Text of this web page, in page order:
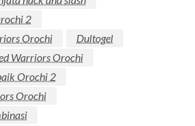
2
Orochi
Dultogel
Warriors Orochi
Orochi 2
Orochi